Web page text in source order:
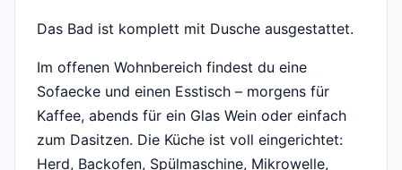
Das Bad ist komplett mit Dusche ausgestattet.
Im offenen Wohnbereich findest du eine
Sofaecke und einen Esstisch – morgens für
Kaffee, abends für ein Glas Wein oder einfach
zum Dasitzen. Die Küche ist voll eingerichtet:
Herd, Backofen, Spülmaschine, Mikrowelle,